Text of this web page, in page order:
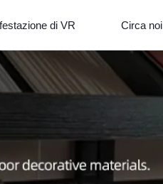
di VR Circa noi